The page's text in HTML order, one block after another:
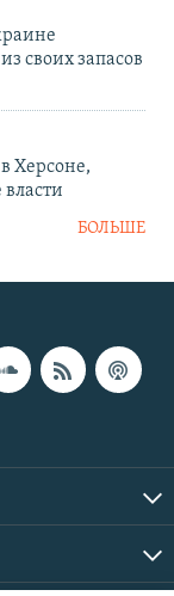
своих запасов
Херсоне,
БОЛЬШЕ